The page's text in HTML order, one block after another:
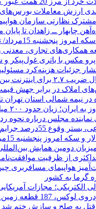
مشترک نظارتی سازمان
چابهار ــ زاهدان تا
تمام قیمت ها بر مدار افزایش + جدول
همکاری‌های تجاری، معدنی
جزئیات هزینه‌کرد
بین‌الملل چیست؟
املاک در برابر جهش
در نیمه شمالی استان تهران
حدود ۲۰۰ میلیون یورویی شرکت هواپیمایی مجارستان
مجلس درباره نحوه
جرایم سایبری آفریقاست
پنجشنبه 15مرداد/ افزایش قیمت ها + جدول
دومین همایش
از ظرفیت
هواپیمای مسافربری
گرما به کشور
الکتریکی؛ مجازات